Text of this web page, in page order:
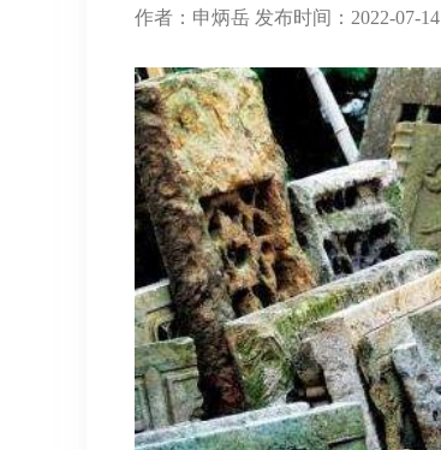
作者：申炳岳 发布时间：2022-07-